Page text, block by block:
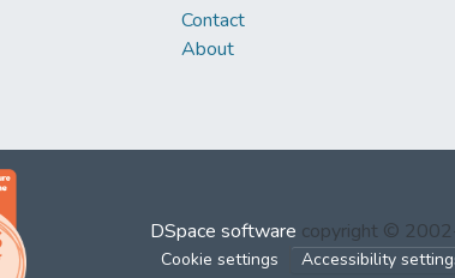
Contact
About
DSpace software copyright ©
Cookie settings Accessibility